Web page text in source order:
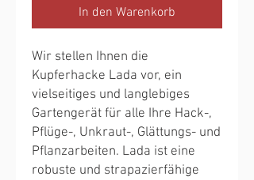
In den Warenkorb
Wir stellen Ihnen die
Kupferhacke Lada vor, ein
vielseitiges und langlebiges
Gartengerät für alle Ihre Hack-,
Pflüge-, Unkraut-, Glättungs- und
Pflanzarbeiten. Lada ist eine
robuste und strapazierfähige